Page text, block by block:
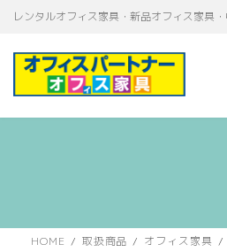
テ
ゲ
レンタルオフィス家具・新品オフィス家具
HOME 取扱商品 オフィス家具